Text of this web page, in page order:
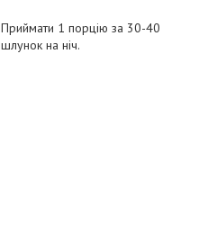
1 порцію за 30-40
на ніч.